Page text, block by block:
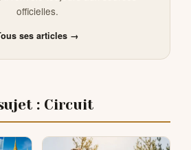
officielles.
ses articles →
: Circuit